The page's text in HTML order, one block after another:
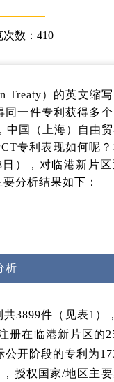
数： 410
Treaty）的英文缩
同一件专利获得多
中国（上海）自由
专利表现如何呢
日），对临港新片
分析结果如下：
析
3899件（见表1）
册在临港新片区的
开阶段的专利为
授权国家/地区主